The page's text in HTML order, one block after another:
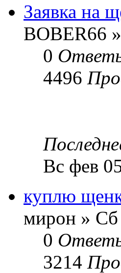
Заявка на
BOBER66
0
4496
Вс фев
куплю
мирон » Сб
0
3214